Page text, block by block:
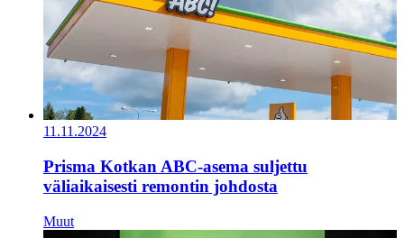
11.11.2024
Prisma Kotkan ABC-asema suljettu
väliaikaisesti remontin johdosta
Muut